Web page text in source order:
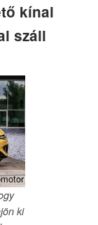
kínai
száll
ki